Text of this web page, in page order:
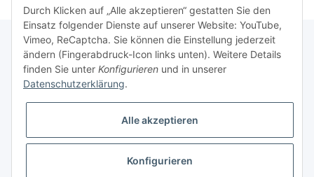
Informationen
Galerie
Durch Klicken auf „Alle akzeptieren“ gestatten Sie den
Einsatz folgender Dienste auf unserer Website: YouTube,
Vimeo, ReCaptcha. Sie können die Einstellung jederzeit
ändern (Fingerabdruck-Icon links unten). Weitere Details
finden Sie unter Konfigurieren und in unserer
Datenschutzerklärung.
Alle akzeptieren
Konfigurieren